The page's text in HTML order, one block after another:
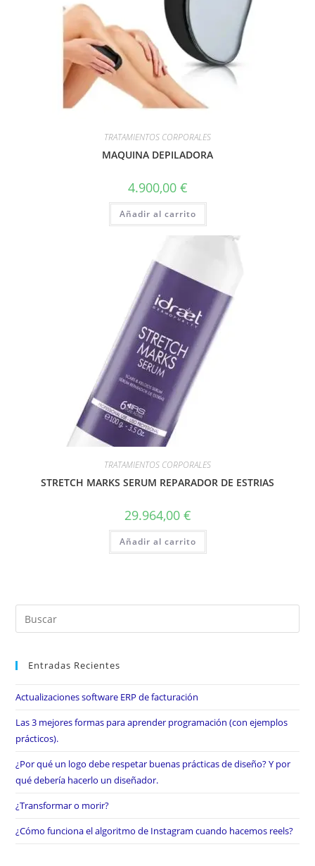
TRATAMIENTOS CORPORALES
MAQUINA DEPILADORA
4.900,00 €
Añadir al carrito
TRATAMIENTOS CORPORALES
STRETCH MARKS SERUM REPARADOR DE ESTRIAS
29.964,00 €
Añadir al carrito
Entradas Recientes
Actualizaciones software ERP de facturación
Las 3 mejores formas para aprender programación (con ejemplos
prácticos).
¿Por qué un logo debe respetar buenas prácticas de diseño? Y por
qué debería hacerlo un diseñador.
¿Transformar o morir?
¿Cómo funciona el algoritmo de Instagram cuando hacemos reels?